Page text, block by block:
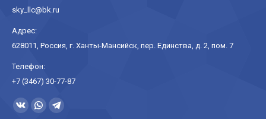
sky_llc@bk.ru
Адрес:
628011, Россия, г. Ханты-Мансийск, пер. Единства, д. 2, пом. 7
Телефон:
+7 (3467) 30-77-87
Ищите нас:
Страница
СтраницаСтраница